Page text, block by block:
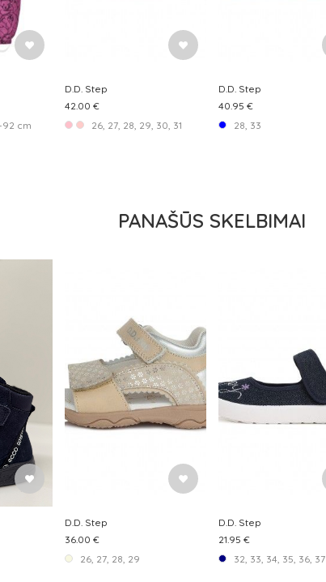
92 cm
D.D. Step
42.00 €
26, 27, 28, 29, 30, 31
D.D. Step
40.95 €
28, 33
PANAŠŪS SKELBIMAI
D.D. Step
36.00 €
26, 27, 28, 29
D.D. Step
21.95 €
32, 33, 34, 35, 36, 37